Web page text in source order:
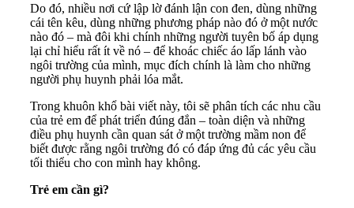
Do đó, nhiều nơi cứ lập lờ đánh lận con đen, dùng những
cái tên kêu, dùng những phương pháp nào đó ở một nước
nào đó – mà đôi khi chính những người tuyên bố áp dụng
lại chỉ hiểu rất ít về nó – để khoác chiếc áo lấp lánh vào
ngôi trường của mình, mục đích chính là làm cho những
người phụ huynh phải lóa mắt.
Trong khuôn khổ bài viết này, tôi sẽ phân tích các nhu cầu
của trẻ em để phát triển đúng đắn – toàn diện và những
điều phụ huynh cần quan sát ở một trường mầm non để
biết được rằng ngôi trường đó có đáp ứng đủ các yêu cầu
tối thiểu cho con mình hay không.
Trẻ em cần gì?